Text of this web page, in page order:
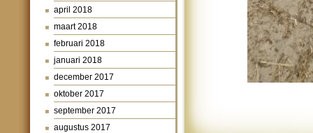
april 2018
maart 2018
februari 2018
januari 2018
december 2017
oktober 2017
september 2017
augustus 2017